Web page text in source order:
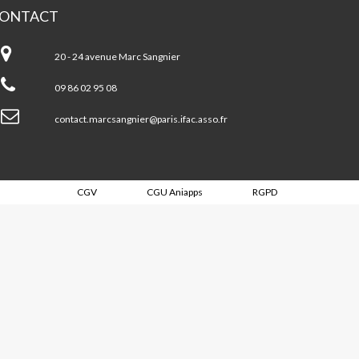
20 - 24 avenue Marc Sangnier
09 86 02 95 08
contact.marcsangnier@paris.ifac.asso.fr
CGV CGU Aniapps RGPD